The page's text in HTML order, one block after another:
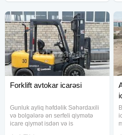
Forklift avtokar icarəsi
Gunluk ayliq həfdəlik Səhərdaxili
və bolgələrə ən serfeli qiymətə
icare qiymət isdən və is